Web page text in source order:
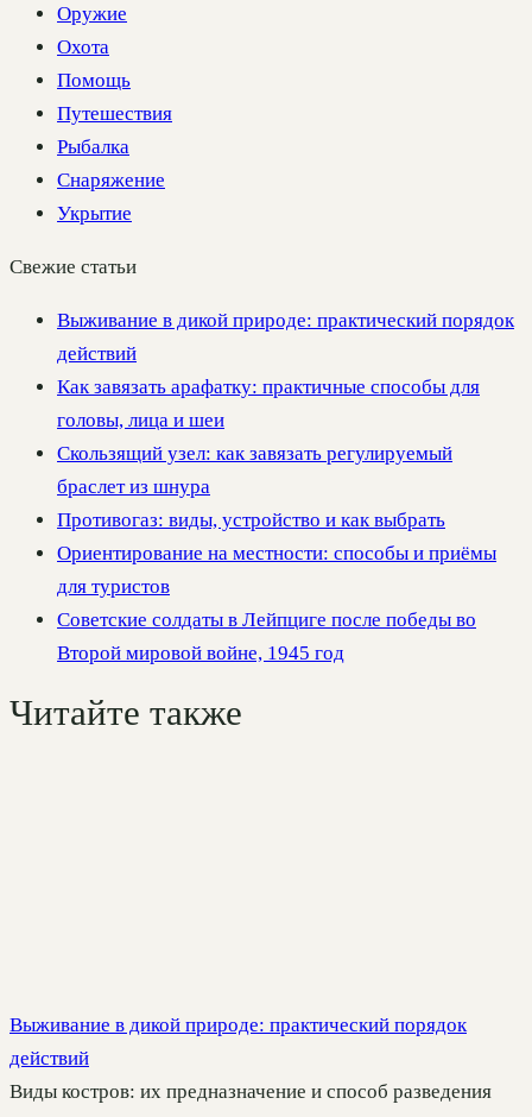
Оружие
Охота
Помощь
Путешествия
Рыбалка
Снаряжение
Укрытие
Свежие статьи
Выживание в дикой природе: практический порядок
действий
Как завязать арафатку: практичные способы для
головы, лица и шеи
Скользящий узел: как завязать регулируемый
браслет из шнура
Противогаз: виды, устройство и как выбрать
Ориентирование на местности: способы и приёмы
для туристов
Советские солдаты в Лейпциге после победы во
Второй мировой войне, 1945 год
Читайте также
Выживание в дикой природе: практический порядок
действий
Виды костров: их предназначение и способ разведения